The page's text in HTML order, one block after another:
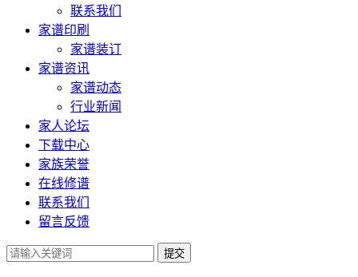
联系我们
家谱印刷
家谱装订
家谱资讯
家谱动态
行业新闻
家人论坛
下载中心
家族荣誉
在线修谱
联系我们
留言反馈
提交